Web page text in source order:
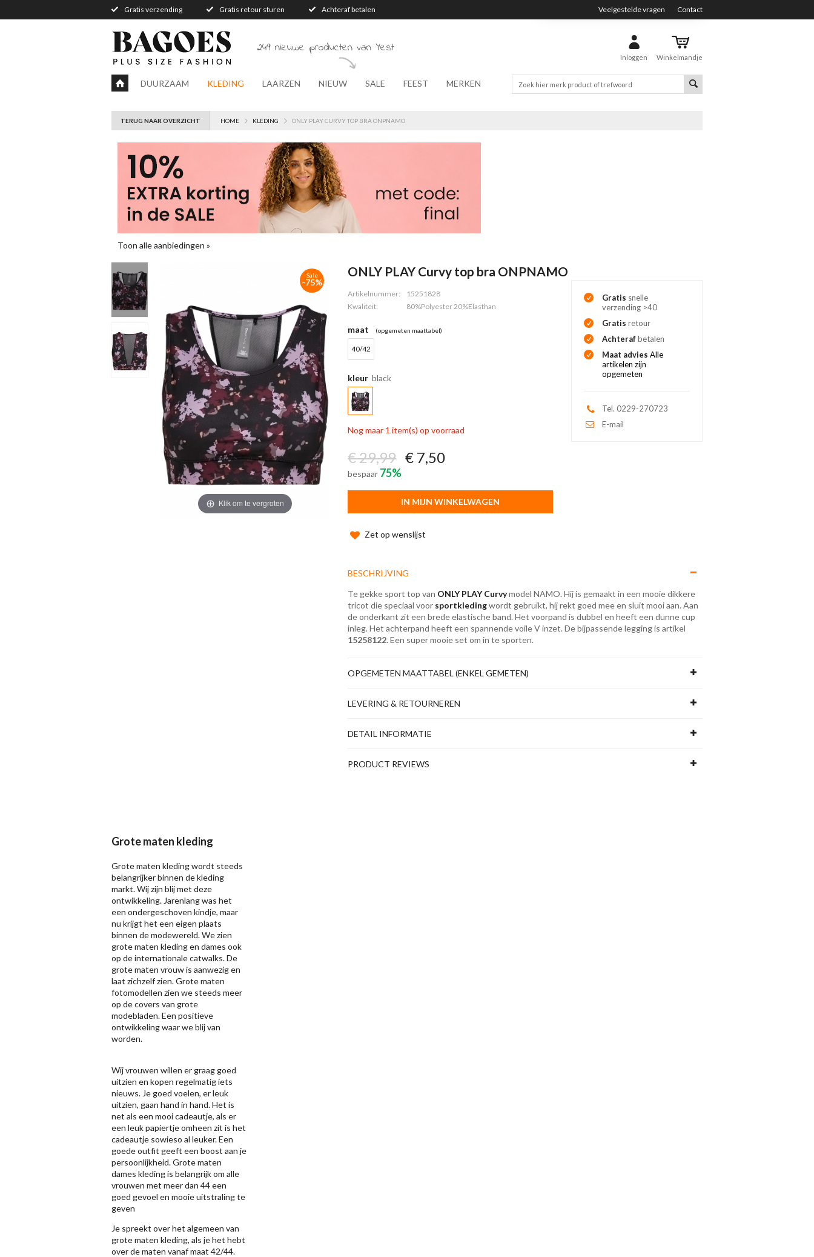
Gratis verzending Gratis retour sturen Achteraf betalen Veelgestelde vragen Contact
Inloggen Winkelmandje
249 nieuwe producten van Yest
DUURZAAM KLEDING LAARZEN NIEUW SALE FEEST MERKEN
TERUG NAAR OVERZICHT HOME KLEDING ONLY PLAY CURVY TOP BRA ONPNAMO
Toon alle aanbiedingen »
Klik om te vergroten
Sale
-75%
ONLY PLAY Curvy top bra ONPNAMO
Artikelnummer:
15251828
Kwaliteit:
80%Polyester 20%Elasthan
maat (opgemeten maattabel)
40/42
kleur black
Nog maar 1 item(s) op voorraad
€ 29,99 € 7,50
bespaar 75%
IN MIJN WINKELWAGEN
Zet op wenslijst
Gratis snelle
verzending >40
Gratis retour
Achterafbetalen
Maat adviesAlle
artikelen zijn
opgemeten
Tel. 0229-270723
E-mail
BESCHRIJVING
Te gekke sport top van ONLY PLAY Curvymodel NAMO. Hij is gemaakt in een mooie dikkere
tricot die speciaal voor sportkledingwordt gebruikt, hij rekt goed mee en sluit mooi aan. Aan
de onderkant zit een brede elastische band. Het voorpand is dubbel en heeft een dunne cup
inleg. Het achterpand heeft een spannende voile V inzet. De bijpassende legging is artikel
15258122. Een super mooie set om in te sporten.
OPGEMETEN MAATTABEL (ENKEL GEMETEN)
LEVERING & RETOURNEREN
DETAIL INFORMATIE
PRODUCT REVIEWS
Grote maten kleding
Grote maten kleding wordt steeds
belangrijker binnen de kleding
markt. Wij zijn blij met deze
ontwikkeling. Jarenlang was het
een ondergeschoven kindje, maar
nu krijgt het een eigen plaats
binnen de modewereld. We zien
grote maten kleding en dames ook
op de internationale catwalks. De
grote maten vrouw is aanwezig en
laat zichzelf zien. Grote maten
fotomodellen zien we steeds meer
op de covers van grote
modebladen. Een positieve
ontwikkeling waar we blij van
worden.
Wij vrouwen willen er graag goed
uitzien en kopen regelmatig iets
nieuws. Je goed voelen, er leuk
uitzien, gaan hand in hand. Het is
net als een mooi cadeautje, als er
een leuk papiertje omheen zit is het
cadeautje sowieso al leuker. Een
goede outfit geeft een boost aan je
persoonlijkheid. Grote maten
dames kleding is belangrijk om alle
vrouwen met meer dan 44 een
goed gevoel en mooie uitstraling te
geven
Je spreekt over het algemeen van
grote maten kleding, als je het hebt
over de maten vanaf maat 42/44.